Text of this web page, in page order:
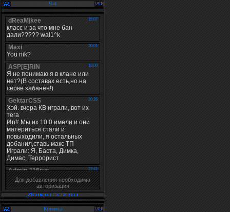
Чат
Для добавления необходима
авторизация
Копилка